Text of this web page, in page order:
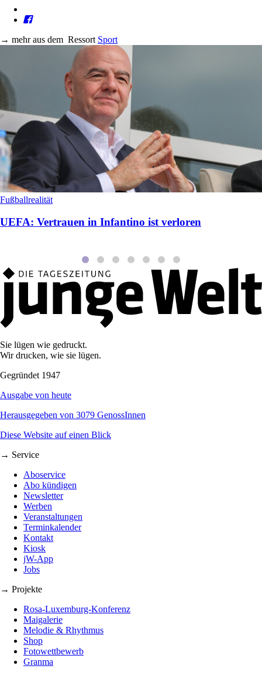
→ mehr aus dem Ressort Sport
Fußballrealität
UEFA: Vertrauen in Infantino ist verloren
Sie lügen wie gedruckt.
Wir drucken, wie sie lügen.
Gegründet 1947
Ausgabe von heute
Herausgegeben von 3079 GenossInnen
Diese Website auf einen Blick
→ Service
Aboservice
Abo kündigen
Newsletter
Werben
Veranstaltungen
Terminkalender
Kontakt
Kiosk
jW-App
Jobs
→ Projekte
Rosa-Luxemburg-Konferenz
Maigalerie
Melodie & Rhythmus
Shop
Fotowettbewerb
Granma